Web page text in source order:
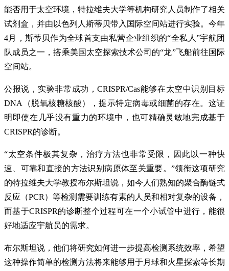
能否用于太空环境，特拉维夫大学等机构研究人员制作了相关
试剂盒，并由以色列人斯蒂贝带入国际空间站进行实验。今年
4月，斯蒂贝作为全球首支由私营企业组织的“全私人”宇航团
队成员之一，搭乘美国太空探索技术公司的“龙”飞船前往国际
空间站。
公报说，实验非常成功，CRISPR/Cas能够在太空中识别目标
DNA（脱氧核糖核酸），提示特定病毒或细菌的存在。这证
明即使在几乎没有重力的环境中，也可精确灵敏地完成基于
CRISPR的诊断。
“太空条件极其复杂，治疗方法也非常受限，因此以一种快
速、可靠和直接的方法识别病原体至关重要。”领衔这项研究
的特拉维夫大学教授布尔斯坦说，如今人们熟知的聚合酶链式
反应（PCR）等检测需要训练有素的人员和相对复杂的设备，
而基于CRISPR的诊断整个过程可在一个小试管中进行，能很
好地适应宇航员的需求。
布尔斯坦说，他们将研究如何进一步提高检测系统效率，希望
这种操作简单的检测方法将来能够用于月球和火星探索等长期